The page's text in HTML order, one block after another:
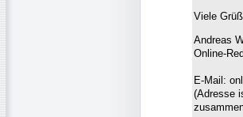
Viele
Andreas
Online-
E-Mail:
(Adresse